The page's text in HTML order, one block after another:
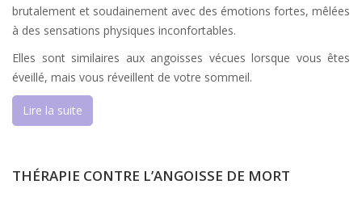
brutalement et soudainement avec des émotions fortes, mêlées
à des sensations physiques inconfortables.
Elles sont similaires aux angoisses vécues lorsque vous êtes
éveillé, mais vous réveillent de votre sommeil.
Lire la suite
THÉRAPIE CONTRE L’ANGOISSE DE MORT